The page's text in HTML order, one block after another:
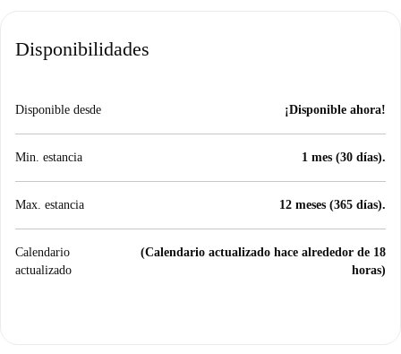
Disponibilidades
Disponible desde ¡Disponible ahora!
Min. estancia 1 mes (30 días).
Max. estancia 12 meses (365 días).
Calendario
actualizado
(Calendario actualizado hace alrededor de 18
horas)